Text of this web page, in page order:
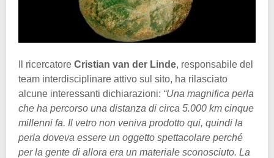
Il ricercatore Cristian van der Linde, responsabile del
team interdisciplinare attivo sul sito, ha rilasciato
alcune interessanti dichiarazioni: “Una magnifica perla
che ha percorso una distanza di circa 5.000 km cinque
millenni fa. Il vetro non veniva prodotto qui, quindi la
perla doveva essere un oggetto spettacolare perché
per la gente di allora era un materiale sconosciuto. La